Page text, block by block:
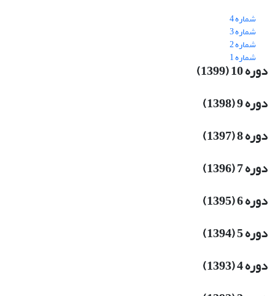
شماره 4
شماره 3
شماره 2
شماره 1
دوره 10 (1399)
دوره 9 (1398)
دوره 8 (1397)
دوره 7 (1396)
دوره 6 (1395)
دوره 5 (1394)
دوره 4 (1393)